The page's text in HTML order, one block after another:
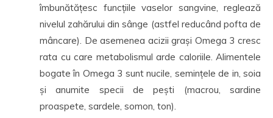
îmbunătățesc funcțiile vaselor sangvine, reglează
nivelul zahărului din sânge (astfel reducând pofta de
mâncare). De asemenea acizii grași Omega 3 cresc
rata cu care metabolismul arde caloriile. Alimentele
bogate în Omega 3 sunt nucile, semințele de in, soia
și anumite specii de pești (macrou, sardine
proaspete, sardele, somon, ton).